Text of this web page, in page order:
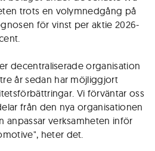
trots en volymnedgång på
för vinst per aktie 2026-
decentraliserade organisation
år sedan har möjliggjort
Vi förväntar oss
från den nya organisationen
anpassar verksamheten inför
heter det.